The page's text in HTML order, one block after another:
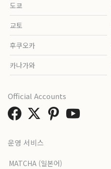
도쿄
교토
후쿠오카
카나가와
운영 서비스
MATCHA (일본어)
Official Accounts